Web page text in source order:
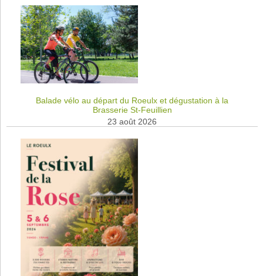
Balade vélo au départ du Roeulx et dégustation à la
Brasserie St-Feuillien
23 août 2026